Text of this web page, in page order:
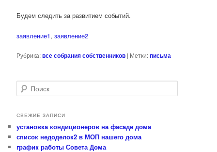
Будем следить за развитием событий.
заявление1,заявление2
Рубрика:все собрания собственников | Метки:письма
о
с
СВЕЖИЕ ЗАПИСИ
установка кондиционеров на фасаде дома
список недоделок2 в МОП нашего дома
график работы Совета Дома